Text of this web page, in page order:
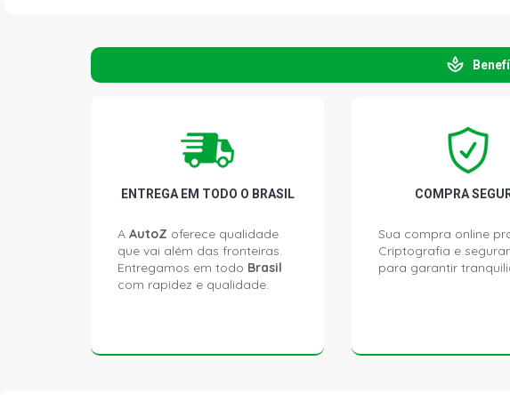
ENTREGA EM TODO O BRASIL
A AutoZ oferece qualidade
que vai além das fronteiras.
Entregamos em todo Brasil
com rapidez e qualidade.
COMPRA
Sua compra online
Criptografia e
para garantir